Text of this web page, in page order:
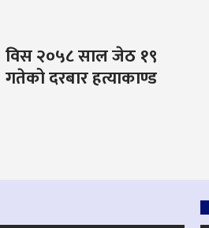
विस २०५८ साल जेठ १९
गतेको दरबार हत्याकाण्ड